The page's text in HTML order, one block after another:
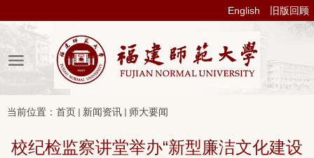
English 旧版回顾
当前位置： 首页 新闻资讯 师大要闻
校纪检监察讲堂举办“新型廉洁文化建设